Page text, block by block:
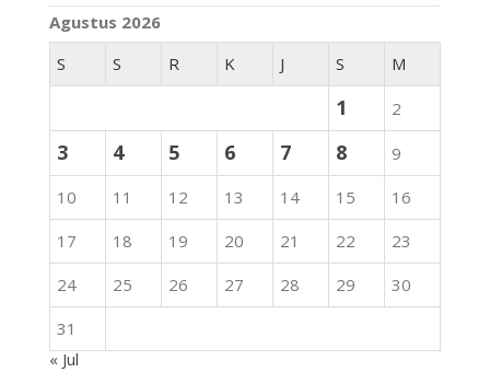
Agustus 2026
S
S R K J S M
1 2
3 4 5 6 7 8
9
10
11 12 13 14 15
16
17
18 19 20 21 22
23
24
25 26 27 28 29
30
31
« Jul